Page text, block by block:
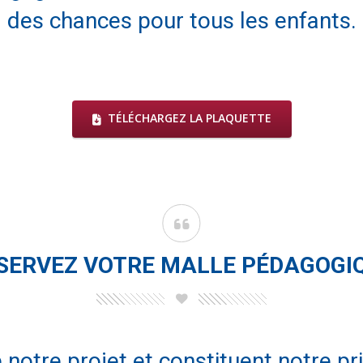
des chances pour tous les enfants.
TÉLÉCHARGEZ LA PLAQUETTE
VOTRE MALLE